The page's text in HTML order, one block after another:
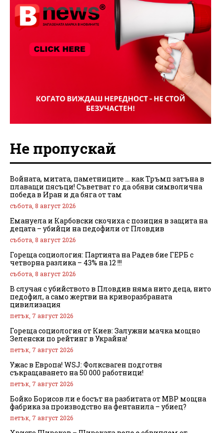
Не пропускай
Войната, митата, паметниците … как Тръмп затъна в
плаващи пясъци! Съветват го да обяви символична
победа в Иран и да бяга от там
събота, 8 август 2026
Емануела и Карбовски скочиха с позиция в защита на
децата – убийци на педофили от Пловдив
събота, 8 август 2026
Гореща социология: Партията на Радев бие ГЕРБ с
четворна разлика – 43% на 12 !!!
събота, 8 август 2026
В случая с убийството в Пловдив няма нито деца, нито
педофил, а само жертви на криворазбраната
цивилизация
петък, 7 август 2026
Гореща социология от Киев: Залужни мачка мощно
Зеленски по рейтинг в Украйна!
петък, 7 август 2026
Ужас в Европа! WSJ: Фолксваген подготвя
съкращаването на 50 000 работници!
петък, 7 август 2026
Бойко Борисов ли е босът на разбитата от МВР мощна
фабрика за производство на фентанила – убиец?
петък, 7 август 2026